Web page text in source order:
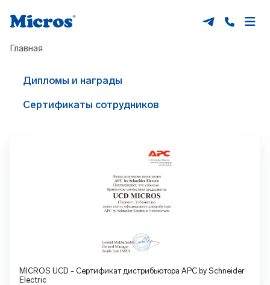
Главная
Дипломы и награды
Сертификаты сотрудников
MICROS UCD - Сертификат дистрибьютора APC by Schneider
Electric